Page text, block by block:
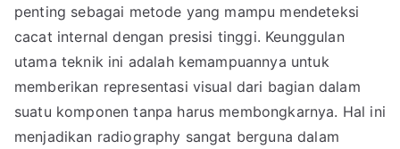
penting sebagai metode yang mampu mendeteksi
cacat internal dengan presisi tinggi. Keunggulan
utama teknik ini adalah kemampuannya untuk
memberikan representasi visual dari bagian dalam
suatu komponen tanpa harus membongkarnya. Hal ini
menjadikan radiography sangat berguna dalam